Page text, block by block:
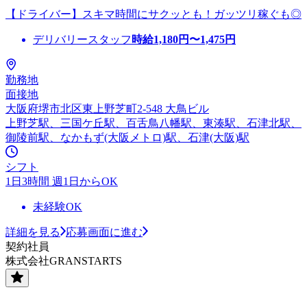
【ドライバー】スキマ時間にサクッとも！ガッツリ稼ぐも◎
デリバリースタッフ 時給1,180円〜1,475円
勤務地
面接地
大阪府堺市北区東上野芝町2-548 大鳥ビル
上野芝駅、三国ケ丘駅、百舌鳥八幡駅、東湊駅、石津北駅、
御陵前駅、なかもず(大阪メトロ)駅、石津(大阪)駅
シフト
1日3時間 週1日からOK
未経験OK
詳細を見る
応募画面に進む
契約社員
株式会社GRANSTARTS